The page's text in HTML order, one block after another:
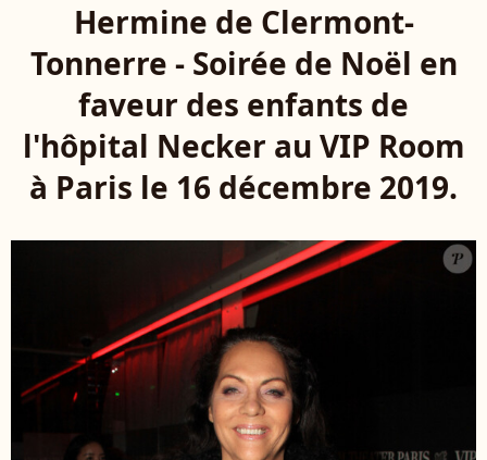
Hermine de Clermont-
Tonnerre - Soirée de Noël en
faveur des enfants de
l'hôpital Necker au VIP Room
à Paris le 16 décembre 2019.